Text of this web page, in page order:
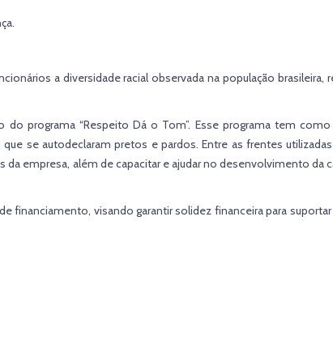
a diversidade racial observada na população brasileira,
programa “Respeito Dá o Tom”. Esse programa tem
se autodeclaram pretos e pardos. Entre as frentes
empresa, além de capacitar e ajudar no desenvolvimento da
financiamento, visando garantir solidez financeira para